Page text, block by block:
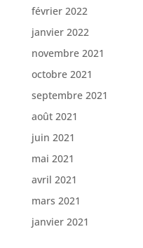
février 2022
janvier 2022
novembre 2021
octobre 2021
septembre 2021
août 2021
juin 2021
mai 2021
avril 2021
mars 2021
janvier 2021